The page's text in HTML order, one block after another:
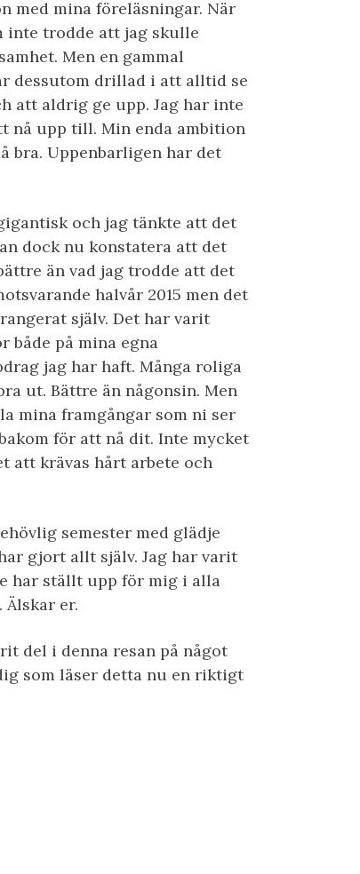
med mina föreläsningar. När
inte trodde att jag skulle
Men en gammal
dessutom drillad i att alltid se
att aldrig ge upp. Jag har inte
nå upp till. Min enda ambition
bra. Uppenbarligen har det
och jag tänkte att det
dock nu konstatera att det
än vad jag trodde att det
halvår 2015 men det
själv. Det har varit
både på mina egna
jag har haft. Många roliga
ut. Bättre än någonsin. Men
mina framgångar som ni ser
för att nå dit. Inte mycket
att krävas hårt arbete och
semester med glädje
gjort allt själv. Jag har varit
har ställt upp för mig i alla
er.
del i denna resan på något
som läser detta nu en riktigt